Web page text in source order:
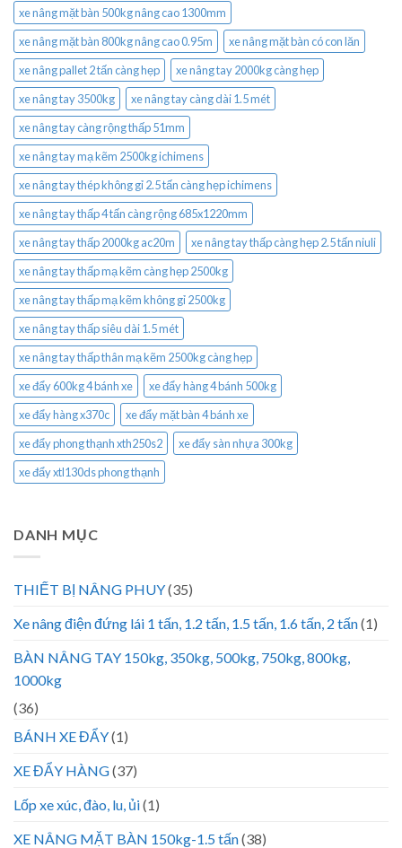
xe nâng mặt bàn 500kg nâng cao 1300mm
xe nâng mặt bàn 800kg nâng cao 0.95m
xe nâng mặt bàn có con lăn
xe nâng pallet 2 tấn càng hẹp
xe nâng tay 2000kg càng hẹp
xe nâng tay 3500kg
xe nâng tay càng dài 1.5 mét
xe nâng tay càng rộng thấp 51mm
xe nâng tay mạ kẽm 2500kg ichimens
xe nâng tay thép không gỉ 2.5 tấn càng hẹp ichimens
xe nâng tay thấp 4 tấn càng rộng 685x1220mm
xe nâng tay thấp 2000kg ac20m
xe nâng tay thấp càng hẹp 2.5 tấn niuli
xe nâng tay thấp mạ kẽm càng hẹp 2500kg
xe nâng tay thấp mạ kẽm không gỉ 2500kg
xe nâng tay thấp siêu dài 1.5 mét
xe nâng tay thấp thân mạ kẽm 2500kg càng hẹp
xe đẩy 600kg 4 bánh xe
xe đẩy hàng 4 bánh 500kg
xe đẩy hàng x370c
xe đẩy mặt bàn 4 bánh xe
xe đẩy phong thạnh xth250s2
xe đẩy sàn nhựa 300kg
xe đẩy xtl130ds phong thạnh
DANH MỤC
THIẾT BỊ NÂNG PHUY(35)
Xe nâng điện đứng lái 1 tấn, 1.2 tấn, 1.5 tấn, 1.6 tấn, 2 tấn(1)
BÀN NÂNG TAY 150kg, 350kg, 500kg, 750kg, 800kg,
1000kg
(36)
BÁNH XE ĐẨY(1)
XE ĐẨY HÀNG(37)
Lốp xe xúc, đào, lu, ủi(1)
XE NÂNG MẶT BÀN 150kg-1.5 tấn(38)